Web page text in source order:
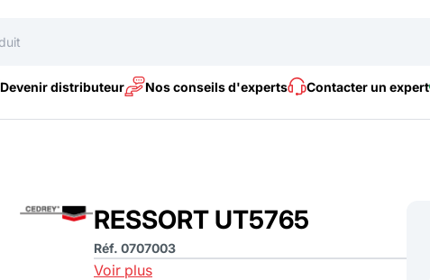
Devenir distributeur Nos conseils d'experts Contacter un expert
RESSORT UT5765
Réf. 0707003
Voir plus